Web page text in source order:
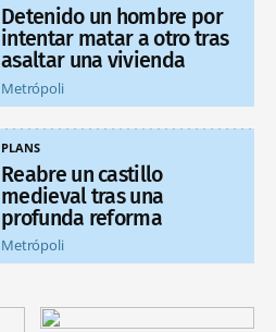
Detenido un hombre por
intentar matar a otro tras
asaltar una vivienda
Metrópoli
PLANS
Reabre un castillo
medieval tras una
profunda reforma
Metrópoli